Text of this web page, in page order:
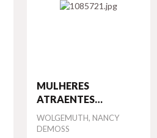
MULHERES
ATRAENTES
ADORNA...
Autor
WOLGEMUTH, NANCY
DEMOSS